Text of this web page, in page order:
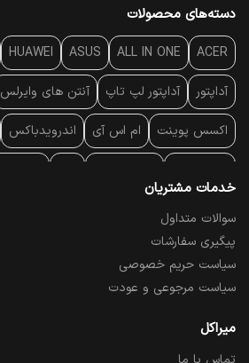
دسته‌های محصولات
ACER
ALL IN ONE
ASUS
HUAWEI
آداپتور آداپتور لپ تاپ آنتن‌ های وایرلس
اکسس پوینت ام اس آی اندرویدباکس
پایه سقفی
پرده نمایش
تبلت و موبایل تجهیزات پسیو شبکه
تلویزیون
خدمات مشتریان
سوالات متداول
پیگیری سفارشات
سیاست حریم خصوصی
سیاست مرجوعی و عودت
میراکل